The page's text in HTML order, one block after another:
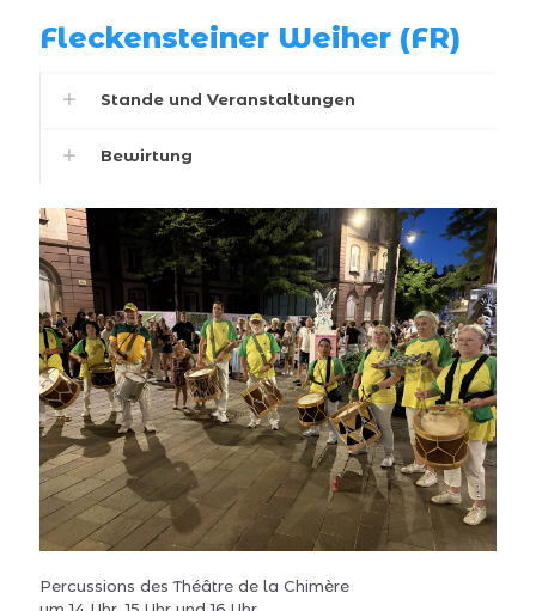
Fleckensteiner Weiher (FR)
Stande und Veranstaltungen
Bewirtung
Percussions des Théâtre de la Chimère